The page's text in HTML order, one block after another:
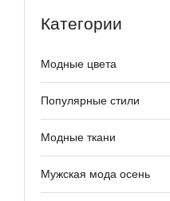
Категории
Модные цвета
Популярные стили
Модные ткани
Мужская мода осень